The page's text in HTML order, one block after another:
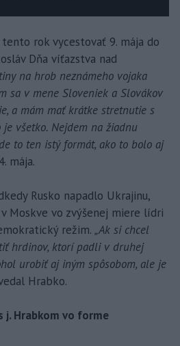
rok vycestovať 9. mája do
Dňa víťazstva nad
na hrob neznámeho vojaka
sa v mene Sloveniek a Slovákov
a mám mať krátke stretnutie s
všetko. Nejdem na žiadnu
to ten istý formát, ako to bolo aj
mája.
Rusko napadlo Ukrajinu,
Moskve vo zvýšenej miere lídri
režim. „Ak si chcel
hrdinov, ktorí padli v druhej
urobiť aj iným spôsobom, ale je
Hrabko.
j. Hrabkom vo forme